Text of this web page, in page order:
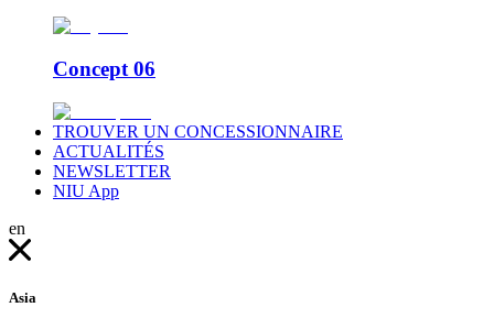
Concept 06
TROUVER UN CONCESSIONNAIRE
ACTUALITÉS
NEWSLETTER
NIU App
en
Asia